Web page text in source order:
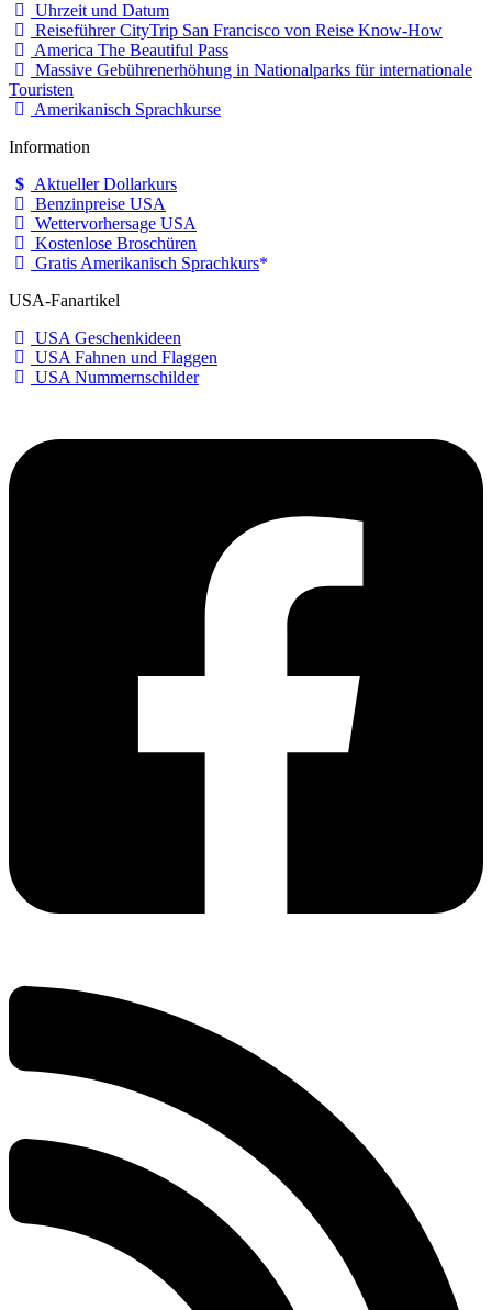
Uhrzeit und Datum
Reiseführer CityTrip San Francisco von Reise Know-How
America The Beautiful Pass
Massive Gebührenerhöhung in Nationalparks für internationale
Touristen
Amerikanisch Sprachkurse
Information
Aktueller Dollarkurs
Benzinpreise USA
Wettervorhersage USA
Kostenlose Broschüren
Gratis Amerikanisch Sprachkurs
USA-Fanartikel
USA Geschenkideen
USA Fahnen und Flaggen
USA Nummernschilder